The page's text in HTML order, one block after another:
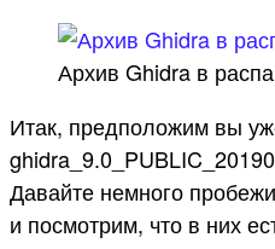
Архив Ghidra в
Итак, предположим вы
Давайте немного
и посмотрим, что в них